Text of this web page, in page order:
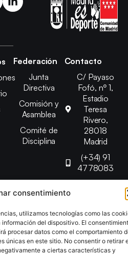
consentimiento
utilizamos tecnologías como las
del dispositivo. El
procesar datos como el comportamiento
únicas en este sitio. No consentir o retirar
a ciertas características y
Federación
Junta
Directiva
Comisión y
Asamblea
Comité de
Disciplina
Contacto
C/ Payaso
Fofó, nº 1,
Estadio
Teresa
Rivero,
28018
Madrid
(+34) 91
4778083
Madrileña de Tenis de Mesa |
porTOOOLS
Política de Privacidad